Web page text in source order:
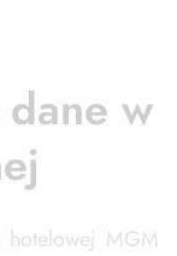
w
MGM